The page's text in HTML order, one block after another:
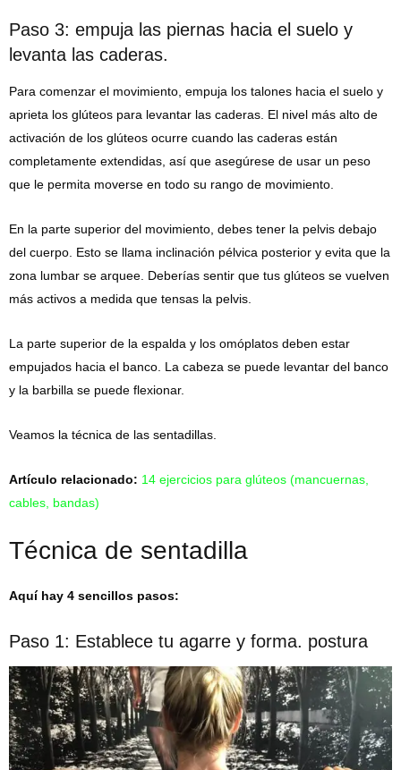
Paso 3: empuja las piernas hacia el suelo y
levanta las caderas.
Para comenzar el movimiento, empuja los talones hacia el suelo y
aprieta los glúteos para levantar las caderas. El nivel más alto de
activación de los glúteos ocurre cuando las caderas están
completamente extendidas, así que asegúrese de usar un peso
que le permita moverse en todo su rango de movimiento.
En la parte superior del movimiento, debes tener la pelvis debajo
del cuerpo. Esto se llama inclinación pélvica posterior y evita que la
zona lumbar se arquee. Deberías sentir que tus glúteos se vuelven
más activos a medida que tensas la pelvis.
La parte superior de la espalda y los omóplatos deben estar
empujados hacia el banco. La cabeza se puede levantar del banco
y la barbilla se puede flexionar.
Veamos la técnica de las sentadillas.
Artículo relacionado: 14 ejercicios para glúteos (mancuernas,
cables, bandas)
Técnica de sentadilla
Aquí hay 4 sencillos pasos:
Paso 1: Establece tu agarre y forma. postura